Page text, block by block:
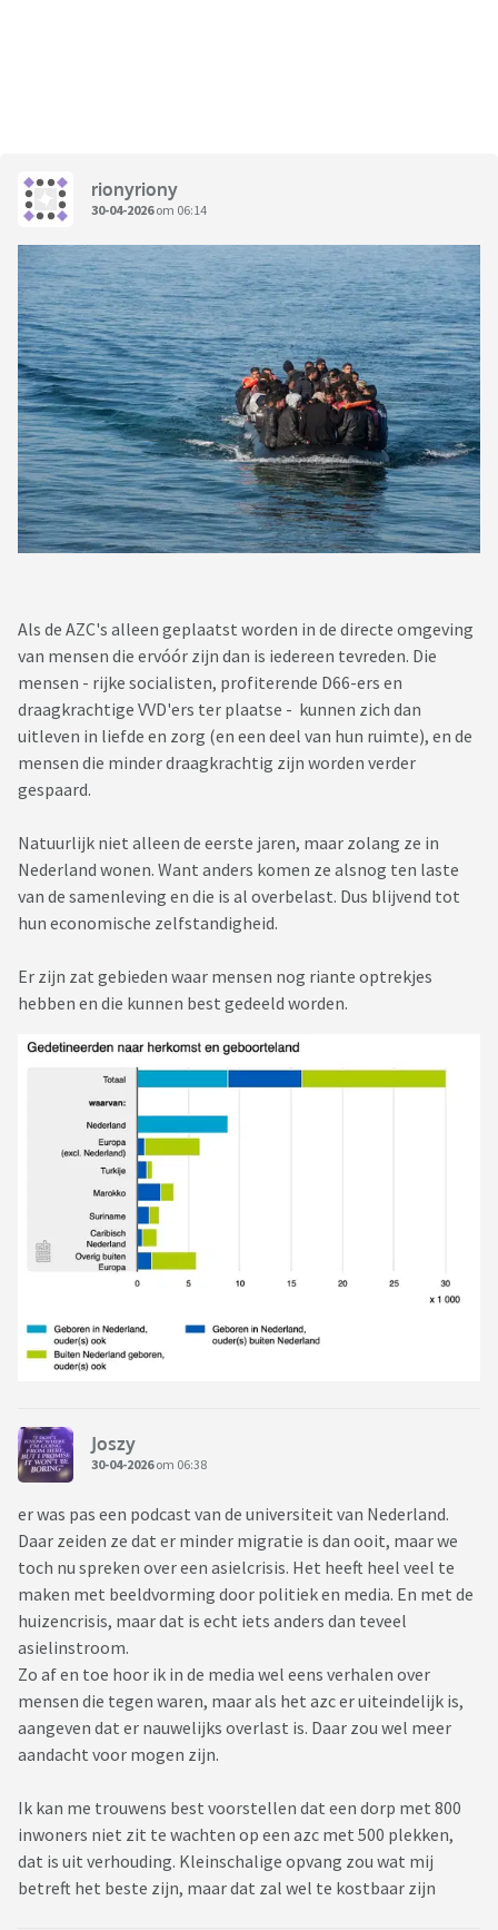
rionyriony
30-04-2026om 06:14
Als de AZC's alleen geplaatst worden in de directe omgeving
van mensen die ervóór zijn dan is iedereen tevreden. Die
mensen - rijke socialisten, profiterende D66-ers en
draagkrachtige VVD'ers ter plaatse - kunnen zich dan
uitleven in liefde en zorg (en een deel van hun ruimte), en de
mensen die minder draagkrachtig zijn worden verder
gespaard.
Natuurlijk niet alleen de eerste jaren, maar zolang ze in
Nederland wonen. Want anders komen ze alsnog ten laste
van de samenleving en die is al overbelast. Dus blijvend tot
hun economische zelfstandigheid.
Er zijn zat gebieden waar mensen nog riante optrekjes
hebben en die kunnen best gedeeld worden.
Joszy
30-04-2026om 06:38
er was pas een podcast van de universiteit van Nederland.
Daar zeiden ze dat er minder migratie is dan ooit, maar we
toch nu spreken over een asielcrisis. Het heeft heel veel te
maken met beeldvorming door politiek en media. En met de
huizencrisis, maar dat is echt iets anders dan teveel
asielinstroom.
Zo af en toe hoor ik in de media wel eens verhalen over
mensen die tegen waren, maar als het azc er uiteindelijk is,
aangeven dat er nauwelijks overlast is. Daar zou wel meer
aandacht voor mogen zijn.
Ik kan me trouwens best voorstellen dat een dorp met 800
inwoners niet zit te wachten op een azc met 500 plekken,
dat is uit verhouding. Kleinschalige opvang zou wat mij
betreft het beste zijn, maar dat zal wel te kostbaar zijn